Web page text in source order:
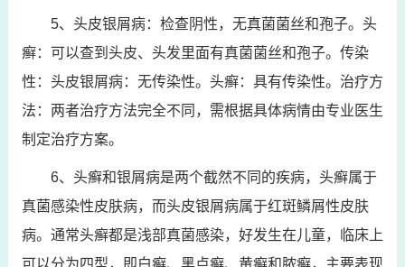
5、头皮银屑病：检查阴性，无真菌菌丝和孢子。头
癣：可以查到头皮、头发里面有真菌菌丝和孢子。传染
性：头皮银屑病：无传染性。头癣：具有传染性。治疗方
法：两者治疗方法完全不同，需根据具体病情由专业医生
制定治疗方案。
6、头癣和银屑病是两个截然不同的疾病，头癣属于
真菌感染性皮肤病，而头皮银屑病属于红斑鳞屑性皮肤
病。通常头癣都是浅部真菌感染，好发生在儿童，临床上
可以分为四型，即白癣、黑点癣、黄癣和脓癣，主要表现